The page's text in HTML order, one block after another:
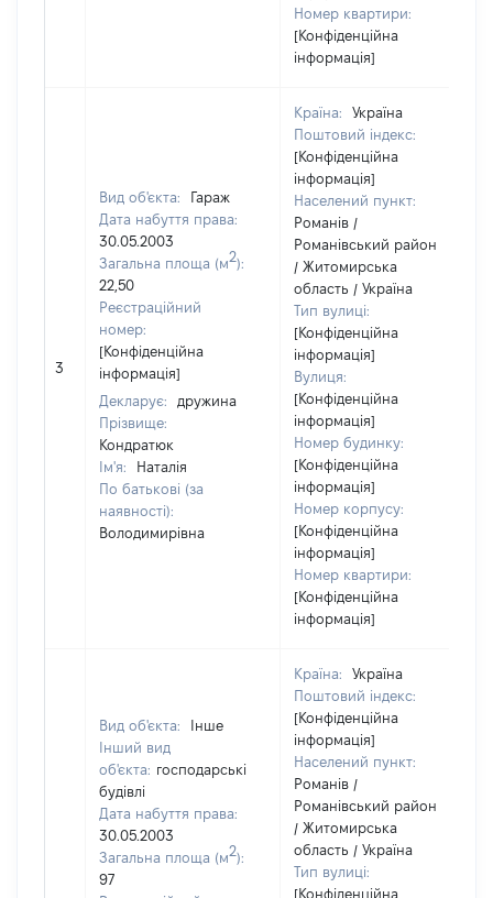
Номер квартири:
[Конфіденційна
інформація]
3
Вид об'єкта:
Гараж
Дата набуття права:
30.05.2003
Загальна площа (м2):
22,50
Реєстраційний
номер:
[Конфіденційна
інформація]
Декларує:
дружина
Прізвище:
Кондратюк
Ім'я:
Наталія
По батькові (за
наявності):
Володимирівна
Країна:
Україна
Поштовий індекс:
[Конфіденційна
інформація]
Населений пункт:
Романів /
Романівський район
/ Житомирська
область / Україна
Тип вулиці:
[Конфіденційна
інформація]
Вулиця:
[Конфіденційна
інформація]
Номер будинку:
[Конфіденційна
інформація]
Номер корпусу:
[Конфіденційна
інформація]
Номер квартири:
[Конфіденційна
інформація]
Вид об'єкта:
Інше
Інший вид
об'єкта: господарські
будівлі
Дата набуття права:
30.05.2003
Загальна площа (м2):
97
Країна:
Україна
Поштовий індекс:
[Конфіденційна
інформація]
Населений пункт:
Романів /
Романівський район
/ Житомирська
область / Україна
Тип вулиці:
[Конфіденційна